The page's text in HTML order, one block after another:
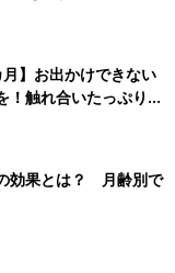
月】お出かけできない
！触れ合いたっぷり室
効果とは？ 月齢別で